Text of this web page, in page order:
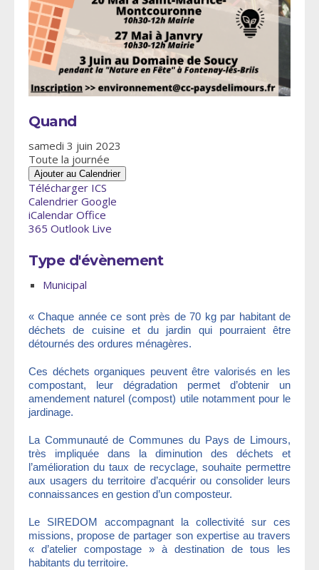
Quand
samedi 3 juin 2023
Toute la journée
Ajouter au Calendrier
Télécharger ICS
Calendrier Google
iCalendar Office
365 Outlook Live
Type d'évènement
Municipal
« Chaque année ce sont près de 70 kg par habitant de
déchets de cuisine et du jardin qui pourraient être
détournés des ordures ménagères.
Ces déchets organiques peuvent être valorisés en les
compostant, leur dégradation permet d’obtenir un
amendement naturel (compost) utile notamment pour le
jardinage.
La Communauté de Communes du Pays de Limours,
très impliquée dans la diminution des déchets et
l’amélioration du taux de recyclage, souhaite permettre
aux usagers du territoire d’acquérir ou consolider leurs
connaissances en gestion d’un composteur.
Le SIREDOM accompagnant la collectivité sur ces
missions, propose de partager son expertise au travers
« d’atelier compostage » à destination de tous les
habitants du territoire.